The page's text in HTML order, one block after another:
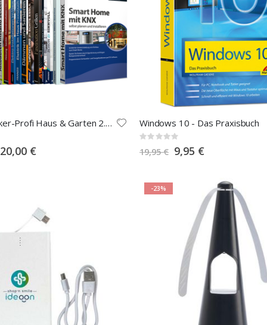
Heimwerker-Profi Haus & Garten 2.0 E-Book-Paket
Special
Price
20,00 €
Windows 10 - Das Praxisbuch
Rating:
0%
19,95 € Special
Price
9,95 €
-23%